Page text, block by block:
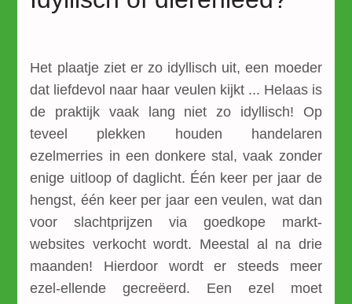
Het plaatje ziet er zo idyllisch uit, een moeder
dat liefdevol naar haar veulen kijkt ... Helaas is
de praktijk vaak lang niet zo idyllisch! Op
teveel plekken houden handelaren
ezelmerries in een donkere stal, vaak zonder
enige uitloop of daglicht. Één keer per jaar de
hengst, één keer per jaar een veulen, wat dan
voor slachtprijzen via goedkope markt-
websites verkocht wordt. Meestal al na drie
maanden! Hierdoor wordt er steeds meer
ezel-ellende gecreëerd. Een ezel moet